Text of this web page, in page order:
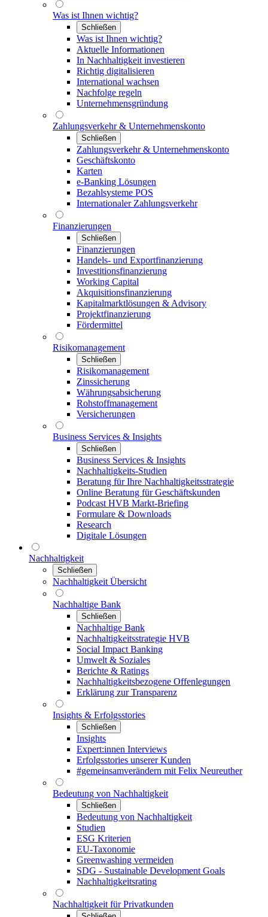
Was ist Ihnen wichtig?
Schließen
Was ist Ihnen wichtig?
Aktuelle Informationen
In Nachhaltigkeit investieren
Richtig digitalisieren
International wachsen
Nachfolge regeln
Unternehmensgründung
Zahlungsverkehr & Unternehmenskonto
Schließen
Zahlungsverkehr & Unternehmenskonto
Geschäftskonto
Karten
e-Banking Lösungen
Bezahlsysteme POS
Internationaler Zahlungsverkehr
Finanzierungen
Schließen
Finanzierungen
Handels- und Exportfinanzierung
Investitionsfinanzierung
Working Capital
Akquisitionsfinanzierung
Kapitalmarktlösungen & Advisory
Projektfinanzierung
Fördermittel
Risikomanagement
Schließen
Risikomanagement
Zinssicherung
Währungsabsicherung
Rohstoffmanagement
Versicherungen
Business Services & Insights
Schließen
Business Services & Insights
Nachhaltigkeits-Studien
Beratung für Ihre Nachhaltigkeitsstrategie
Online Beratung für Geschäftskunden
Podcast HVB Markt-Briefing
Formulare & Downloads
Research
Digitale Lösungen
Nachhaltigkeit
Schließen
Nachhaltigkeit Übersicht
Nachhaltige Bank
Schließen
Nachhaltige Bank
Nachhaltigkeitsstrategie HVB
Social Impact Banking
Umwelt & Soziales
Berichte & Ratings
Nachhaltigkeitsbezogene Offenlegungen
Erklärung zur Transparenz
Insights & Erfolgsstories
Schließen
Insights
Expert:innen Interviews
Erfolgsstories unserer Kunden
#gemeinsamverändern mit Felix Neureuther
Bedeutung von Nachhaltigkeit
Schließen
Bedeutung von Nachhaltigkeit
Studien
ESG Kriterien
EU-Taxonomie
Greenwashing vermeiden
SDG - Sustainable Development Goals
Nachhaltigkeitsrating
Nachhaltigkeit für Privatkunden